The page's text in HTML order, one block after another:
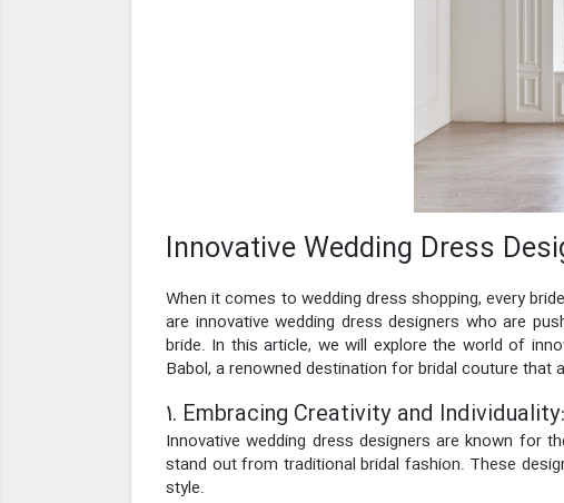
Innovative Wedding Dress
When it comes to wedding dress shopping, every
are innovative wedding dress designers who are
bride. In this article, we will explore the world of
Babol, a renowned destination for bridal couture
1. Embracing Creativity and Individuality:
Innovative wedding dress designers are known for
stand out from traditional bridal fashion. These
style.